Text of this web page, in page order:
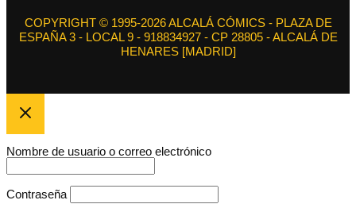
COPYRIGHT © 1995-2026 ALCALÁ CÓMICS - PLAZA DE
ESPAÑA 3 - LOCAL 9 - 918834927 - CP 28805 - ALCALÁ DE
HENARES [MADRID]
Nombre de usuario o correo electrónico
Contraseña